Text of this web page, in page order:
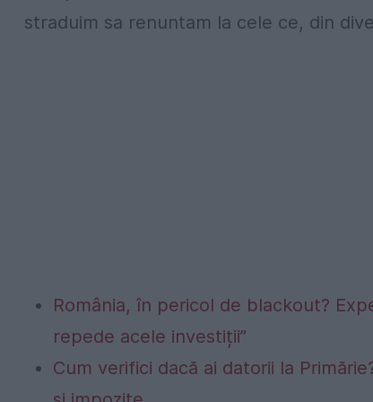
straduim sa renuntam la cele ce, din
România, în pericol de blackout?
repede acele investiții”
Cum verifici dacă ai datorii la